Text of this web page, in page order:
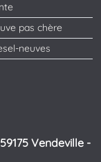
pas chère
neuves
Vendeville -